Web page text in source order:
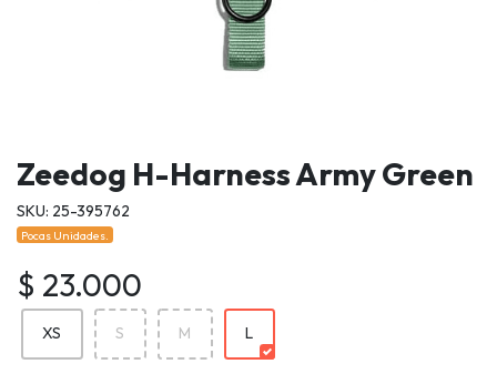
Zeedog H-Harness Army Green
SKU: 25-395762
Pocas Unidades.
$ 23.000
XS S M L